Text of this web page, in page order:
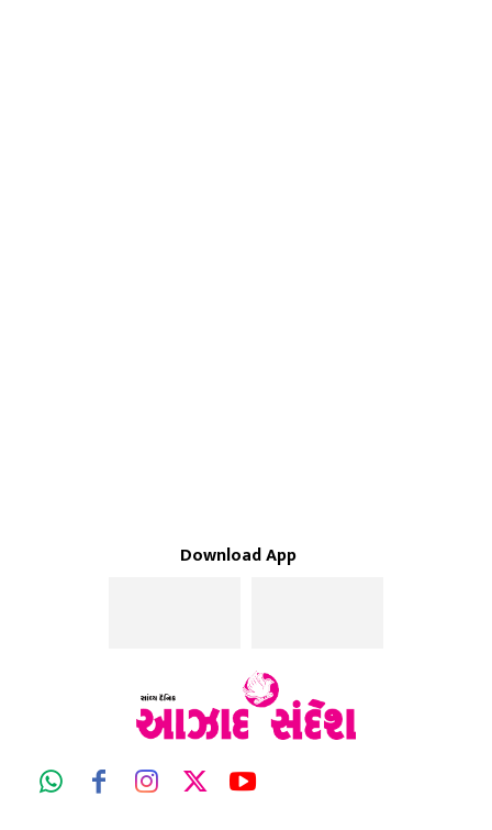
Download App